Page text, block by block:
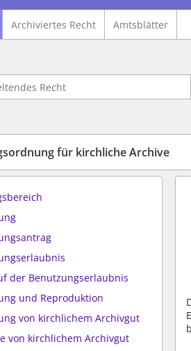
Archiviertes Recht Amtsblätter
Recht
für kirchliche Archive
der Benutzungserlaubnis
und Reproduktion
von kirchlichem Archivgut
von kirchlichem Archivgut